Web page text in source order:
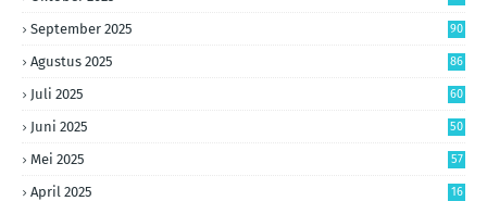
September 2025 90
Agustus 2025 86
Juli 2025 60
Juni 2025 50
Mei 2025 57
April 2025 16